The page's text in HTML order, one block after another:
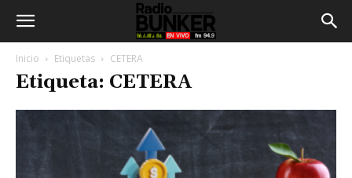
Inicio Etiquetas CETERA
Etiqueta: CETERA